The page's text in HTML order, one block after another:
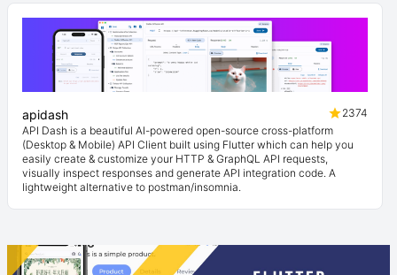
apidash
2374
API Dash is a beautiful AI-powered open-source cross-platform
(Desktop & Mobile) API Client built using Flutter which can help you
easily create & customize your HTTP & GraphQL API requests,
visually inspect responses and generate API integration code. A
lightweight alternative to postman/insomnia.